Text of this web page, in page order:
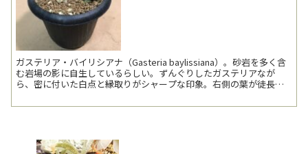
ガステリア・バイリシアナ（Gasteria baylissiana）。砂岩を多く含
む岩場の影に自生しているらしい。ずんぐりしたガステリアなが
ら、密に付いた白点と縁取りがシャープな印象。右側の葉が徒長気